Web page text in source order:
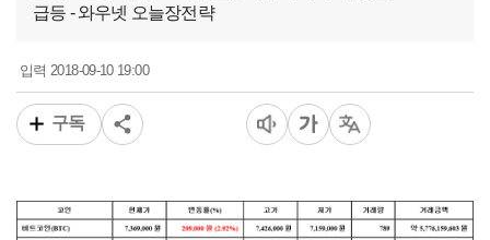
급등 - 와우넷 오늘장전략
입력 2018-09-10 19:00
구독